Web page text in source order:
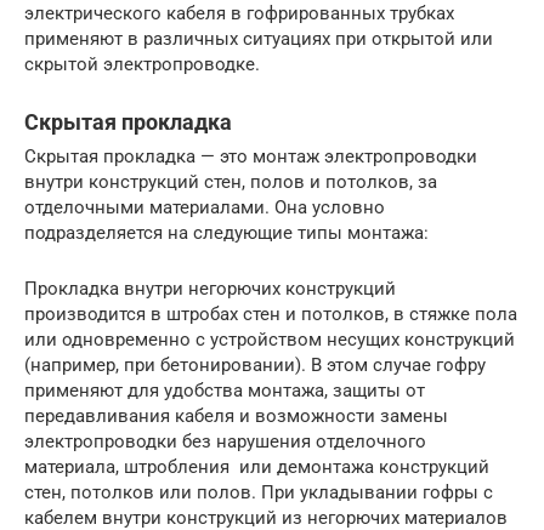
электрического кабеля в гофрированных трубках
применяют в различных ситуациях при открытой или
скрытой электропроводке.
Скрытая прокладка
Скрытая прокладка — это монтаж электропроводки
внутри конструкций стен, полов и потолков, за
отделочными материалами. Она условно
подразделяется на следующие типы монтажа:
Прокладка внутри негорючих конструкций
производится в штробах стен и потолков, в стяжке пола
или одновременно с устройством несущих конструкций
(например, при бетонировании). В этом случае гофру
применяют для удобства монтажа, защиты от
передавливания кабеля и возможности замены
электропроводки без нарушения отделочного
материала, штробления или демонтажа конструкций
стен, потолков или полов. При укладывании гофры с
кабелем внутри конструкций из негорючих материалов